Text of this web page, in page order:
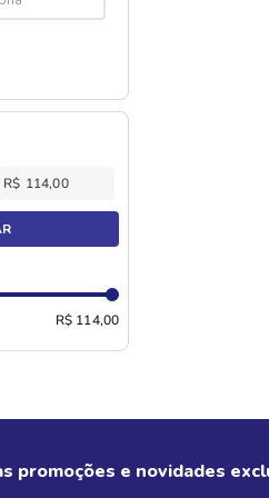
R$
R$ 114,00
promoções e novidades